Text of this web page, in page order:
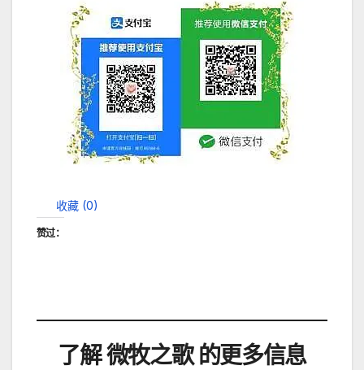
收藏 (0)
赞过：
了解 微牧之歌 的更多信息